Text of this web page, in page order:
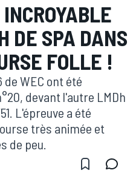
DE SPA DANS
FOLLE !
de WEC ont été
devant l'autre LMDh
L'épreuve a été
très animée et
de peu.